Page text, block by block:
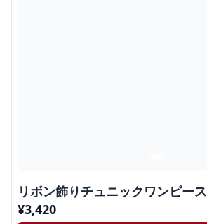
リボン飾りチュニックワンピース
¥3,420